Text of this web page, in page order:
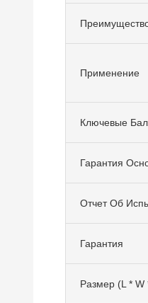
Применение
Ключевые
Гарантия
Отчет Об
Гарантия
Размер (L * W